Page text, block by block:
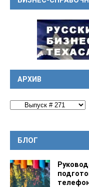
АРХИВ
БЛОГ